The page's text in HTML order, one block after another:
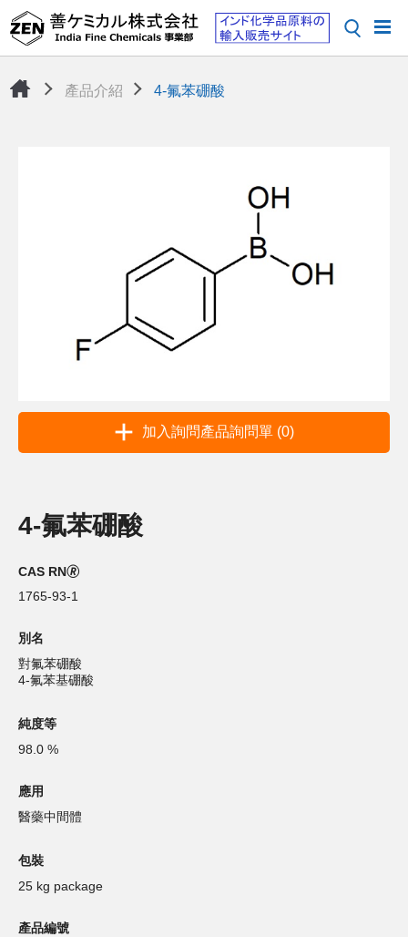
產品介紹 4-氟苯硼酸
加入詢問產品詢問單 (0)
4-氟苯硼酸
CAS RN🄬
1765-93-1
別名
對氟苯硼酸
4-氟苯基硼酸
純度等
98.0 %
應用
醫藥中間體
包裝
25 kg package
產品編號